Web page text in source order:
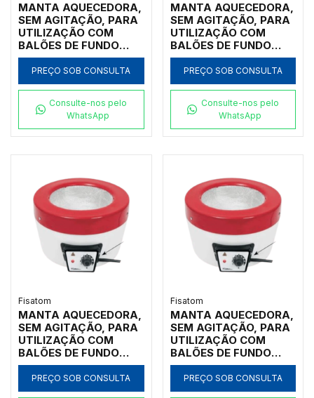
MANTA AQUECEDORA,
SEM AGITAÇÃO, PARA
UTILIZAÇÃO COM
BALÕES DE FUNDO
REDONDO DE 500ML,
COM REGULADOR
ELETRÔNICO
INCORPORADO PARA
TEMPERATURAS ATÉ
300ºC, CLASSE 300,
0052E2
PREÇO SOB CONSULTA
Consulte-nos pelo
WhatsApp
MANTA AQUECEDORA,
SEM AGITAÇÃO, PARA
UTILIZAÇÃO COM
BALÕES DE FUNDO
REDONDO DE 50ML,
COM REGULADOR
ELETRÔNICO
INCORPORADO PARA
TEMPERATURAS ATÉ
300ºC, CLASSE 300,
PREÇO SOB CONSULTA
Consulte-nos pelo
WhatsApp
Fisatom
MANTA AQUECEDORA,
SEM AGITAÇÃO, PARA
UTILIZAÇÃO COM
BALÕES DE FUNDO
REDONDO DE 125ML,
COM REGULADOR
ELETRÔNICO
PREÇO SOB CONSULTA
Fisatom
MANTA AQUECEDORA,
SEM AGITAÇÃO, PARA
UTILIZAÇÃO COM
BALÕES DE FUNDO
REDONDO DE 1.000ML,
COM REGULADOR
ELETRÔNICO
PREÇO SOB CONSULTA